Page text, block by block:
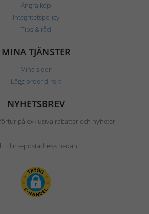
Ångra köp
Integritetspolicy
Tips & råd
MINA TJÄNSTER
Mina sidor
Lägg order direkt
NYHETSBREV
på exklusiva rabatter och nyheter.
i din e-postadress nedan.